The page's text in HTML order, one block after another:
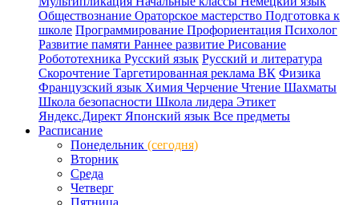
Обществознание Ораторское мастерство Подготовка к
школе Программирование Профориентация Психолог
Развитие памяти Раннее развитие Рисование
Робототехника Русский язык Русский и литература
Скорочтение Таргетированная реклама ВК Физика
Французский язык Химия Черчение Чтение Шахматы
Школа безопасности Школа лидера Этикет
Яндекс.Директ Японский язык Все предметы
Расписание
Понедельник (сегодня)
Вторник
Среда
Четверг
Пятница